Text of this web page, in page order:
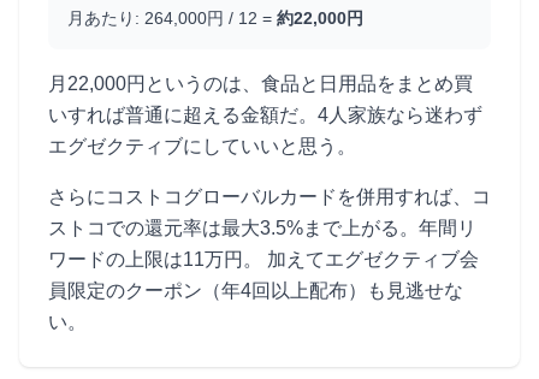
月あたり: 264,000円 / 12 = 約22,000円
月22,000円というのは、食品と日用品をまとめ買
いすれば普通に超える金額だ。4人家族なら迷わず
エグゼクティブにしていいと思う。
さらにコストコグローバルカードを併用すれば、コ
ストコでの還元率は最大3.5%まで上がる。年間リ
ワードの上限は11万円。 加えてエグゼクティブ会
員限定のクーポン（年4回以上配布）も見逃せな
い。